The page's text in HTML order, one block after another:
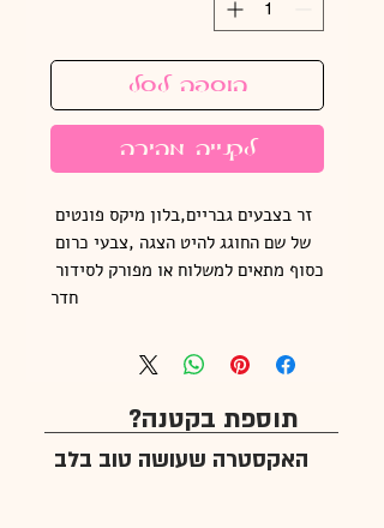
הוספה לסל
לקנייה מהירה
חדר
תוספת בקטנה?
האקסטרה שעושה טוב בלב